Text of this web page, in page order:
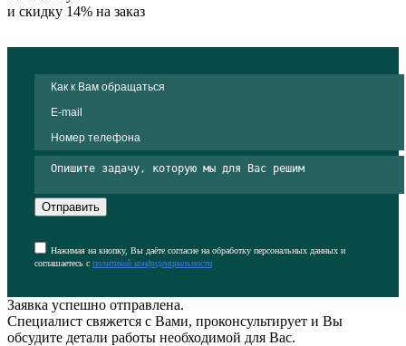
и скидку 14% на заказ
Отправить
Нажимая на кнопку, Вы даёте согласие на обработку персональных данных и
соглашаетесь с политикой конфиденциальности
Заявка успешно отправлена.
Специалист свяжется с Вами, проконсультирует и Вы
обсудите детали работы необходимой для Вас.